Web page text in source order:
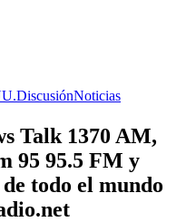
DiscusiónNoticias
Talk 1370 AM,
95 95.5 FM y
todo el mundo